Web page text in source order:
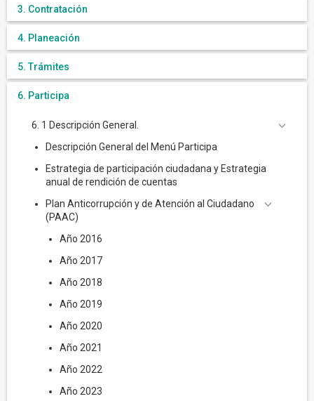
3. Contratación
4. Planeación
5. Trámites
6. Participa
6. 1 Descripción General.
Descripción General del Menú Participa
Estrategia de participación ciudadana y Estrategia
anual de rendición de cuentas
Plan Anticorrupción y de Atención al Ciudadano
(PAAC)
Año 2016
Año 2017
Año 2018
Año 2019
Año 2020
Año 2021
Año 2022
Año 2023